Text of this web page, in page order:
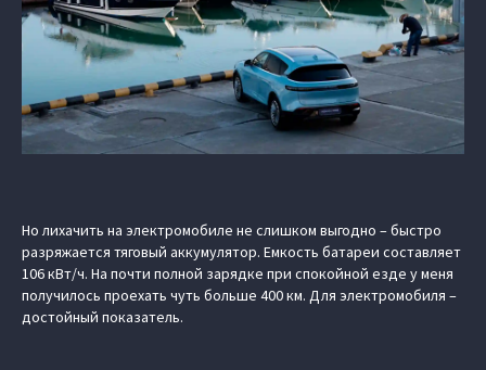
Но лихачить на электромобиле не слишком выгодно – быстро
разряжается тяговый аккумулятор. Емкость батареи составляет
106 кВт/ч. На почти полной зарядке при спокойной езде у меня
получилось проехать чуть больше 400 км. Для электромобиля –
достойный показатель.